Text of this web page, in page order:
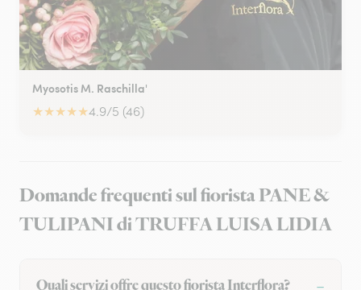
Myosotis M. Raschilla'
★★★★★4.9/5 (46)
Domande frequenti sul fiorista PANE &
TULIPANI di TRUFFA LUISA LIDIA
Quali servizi offre questo fiorista Interflora?